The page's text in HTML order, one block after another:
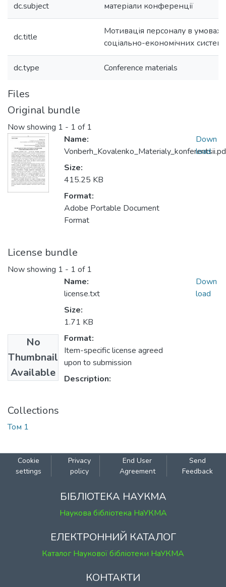
dc.subject матеріали конференції
dc.title
Мотивація персоналу в умовах
соціально-економічних систем
dc.type Conference materials
Files
Original bundle
Now showing 1 - 1 of 1
Name:
Size:
415.25 KB
Format:
Adobe Portable Document
Format
Down
load
License bundle
Now showing 1 - 1 of 1
No
Thumbnail
Available
Name:
license.txt
Size:
1.71 KB
Format:
Item-specific license agreed
upon to submission
Description:
Down
load
Collections
Том 1
Cookie
settings
Privacy
policy
End User
Agreement
Send
Feedback
БІБЛІОТЕКА НАУКМА
Наукова бібліотека НаУКМА
ЕЛЕКТРОННИЙ КАТАЛОГ
Каталог Наукової бібліотеки НаУКМА
КОНТАКТИ